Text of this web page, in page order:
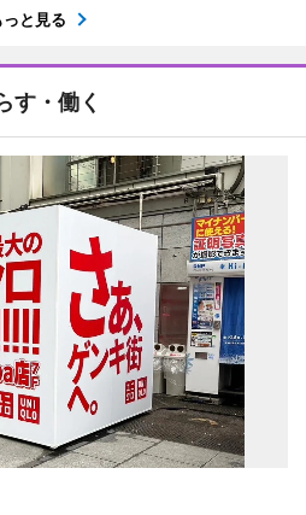
っと見る
す・働く